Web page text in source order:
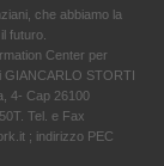
che abbiamo la
futuro.
Center per
GIANCARLO STORTI
4- Cap 26100
Tel. e Fax
; indirizzo PEC